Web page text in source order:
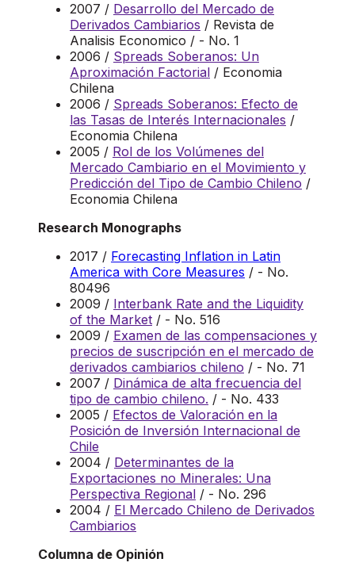
2007 / Desarrollo del Mercado de
Derivados Cambiarios / Revista de
Analisis Economico / - No. 1
2006 / Spreads Soberanos: Un
Aproximación Factorial / Economia
Chilena
2006 / Spreads Soberanos: Efecto de
las Tasas de Interés Internacionales /
Economia Chilena
2005 / Rol de los Volúmenes del
Mercado Cambiario en el Movimiento y
Predicción del Tipo de Cambio Chileno /
Economia Chilena
Research Monographs
2017 / Forecasting Inflation in Latin
America with Core Measures / - No.
80496
2009 / Interbank Rate and the Liquidity
of the Market / - No. 516
2009 / Examen de las compensaciones y
precios de suscripción en el mercado de
derivados cambiarios chileno / - No. 71
2007 / Dinámica de alta frecuencia del
tipo de cambio chileno. / - No. 433
2005 / Efectos de Valoración en la
Posición de Inversión Internacional de
Chile
2004 / Determinantes de la
Exportaciones no Minerales: Una
Perspectiva Regional / - No. 296
2004 / El Mercado Chileno de Derivados
Cambiarios
Columna de Opinión